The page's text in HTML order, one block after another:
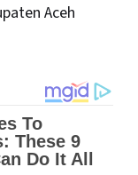
Aceh